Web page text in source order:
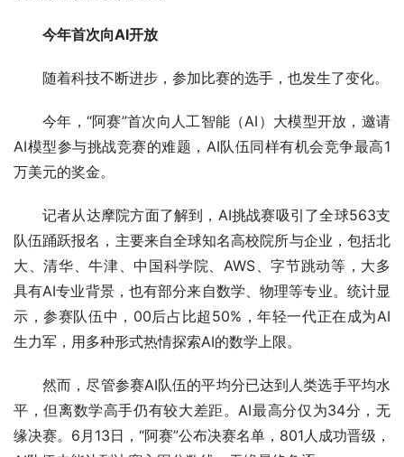
今年首次向AI开放
随着科技不断进步，参加比赛的选手，也发生了变化。
今年，“阿赛”首次向人工智能（AI）大模型开放，邀请
AI模型参与挑战竞赛的难题，AI队伍同样有机会竞争最高1
万美元的奖金。
记者从达摩院方面了解到，AI挑战赛吸引了全球563支
队伍踊跃报名，主要来自全球知名高校院所与企业，包括北
大、清华、牛津、中国科学院、AWS、字节跳动等，大多
具有AI专业背景，也有部分来自数学、物理等专业。统计显
示，参赛队伍中，00后占比超50%，年轻一代正在成为AI
生力军，用多种形式热情探索AI的数学上限。
然而，尽管参赛AI队伍的平均分已达到人类选手平均水
平，但离数学高手仍有较大差距。AI最高分仅为34分，无
缘决赛。6月13日，“阿赛”公布决赛名单，801人成功晋级，